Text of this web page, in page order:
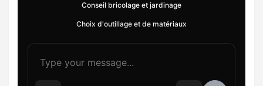
Conseil bricolage et jardinage
Choix d'outillage et de matériaux